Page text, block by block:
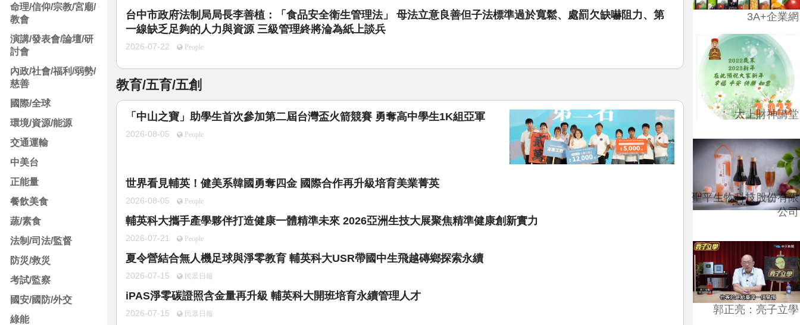
命理/信仰/宗教/宮廟/
教會
演講/發表會/論壇/研
討會
內政/社會/福利/弱勢/
慈善
國際/全球
環境/資源/能源
交通運輸
中美台
正能量
餐飲美食
蔬/素食
法制/司法/監督
防災/救災
考試/監察
國安/國防/外交
綠能
台中市政府法制局局長李善植：「食品安全衛生管理法」 母法立意良善但子法標準過於寬鬆、處罰欠缺嚇阻力、第
一線缺乏足夠的人力與資源 三級管理終將淪為紙上談兵
2026-07-22 People
教育/五育/五創
「中山之寶」助學生首次參加第二屆台灣盃火箭競賽 勇奪高中學生1K組亞軍
2026-08-05 People
世界看見輔英！健美系韓國勇奪四金 國際合作再升級培育美業菁英
2026-08-05 People
輔英科大攜手產學夥伴打造健康一體精準未來 2026亞洲生技大展聚焦精準健康創新實力
2026-07-21 People
夏令營結合無人機足球與淨零教育 輔英科大USR帶國中生飛越磚鄉探索永續
2026-07-15 民眾日報
iPAS淨零碳證照含金量再升級 輔英科大開班培育永續管理人才
2026-07-15 民眾日報
3A+企業網
太上財神講堂
聖平生物科技股份有限
公司
郭正亮：亮子立學